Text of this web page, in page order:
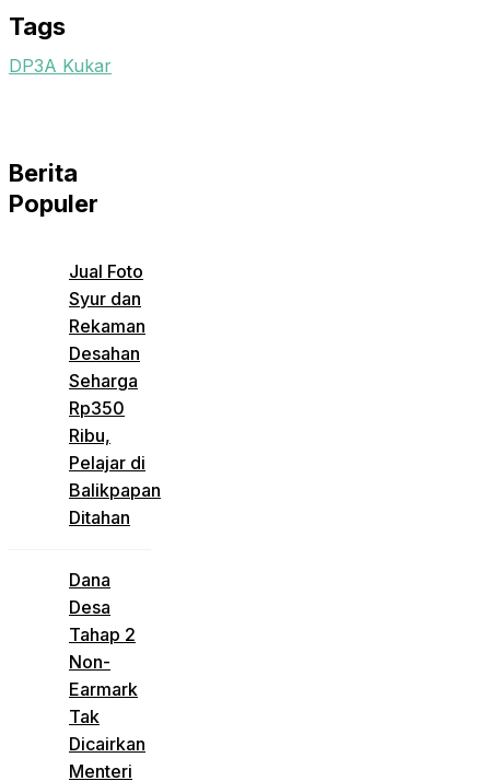
Tags
DP3A Kukar
Berita
Populer
Jual Foto
Syur dan
Rekaman
Desahan
Seharga
Rp350
Ribu,
Pelajar di
Balikpapan
Ditahan
Dana
Desa
Tahap 2
Non-
Earmark
Tak
Dicairkan
Menteri